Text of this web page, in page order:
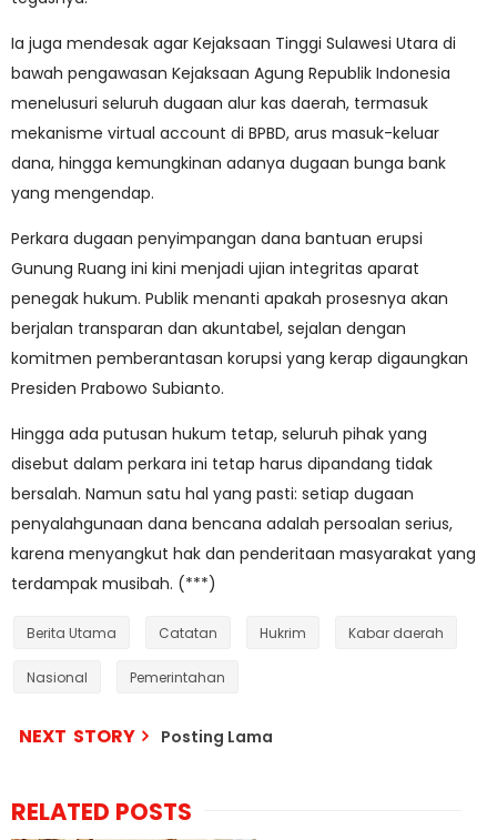
Ia juga mendesak agar Kejaksaan Tinggi Sulawesi Utara di
bawah pengawasan Kejaksaan Agung Republik Indonesia
menelusuri seluruh dugaan alur kas daerah, termasuk
mekanisme virtual account di BPBD, arus masuk-keluar
dana, hingga kemungkinan adanya dugaan bunga bank
yang mengendap.
Perkara dugaan penyimpangan dana bantuan erupsi
Gunung Ruang ini kini menjadi ujian integritas aparat
penegak hukum. Publik menanti apakah prosesnya akan
berjalan transparan dan akuntabel, sejalan dengan
komitmen pemberantasan korupsi yang kerap digaungkan
Presiden Prabowo Subianto.
Hingga ada putusan hukum tetap, seluruh pihak yang
disebut dalam perkara ini tetap harus dipandang tidak
bersalah. Namun satu hal yang pasti: setiap dugaan
penyalahgunaan dana bencana adalah persoalan serius,
karena menyangkut hak dan penderitaan masyarakat yang
terdampak musibah. (***)
Berita Utama Catatan Hukrim Kabar daerah
Nasional Pemerintahan
NEXT STORY Posting Lama
RELATED POSTS